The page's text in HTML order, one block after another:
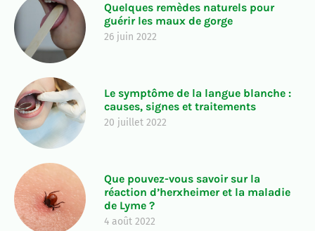
Quelques remèdes naturels pour
guérir les maux de gorge
26 juin 2022
Le symptôme de la langue blanche :
causes, signes et traitements
20 juillet 2022
Que pouvez-vous savoir sur la
réaction d’herxheimer et la maladie
de Lyme ?
4 août 2022